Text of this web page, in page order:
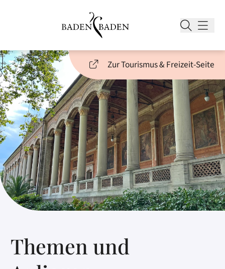
Zur Tourismus & Freizeit-Seite
Themen und